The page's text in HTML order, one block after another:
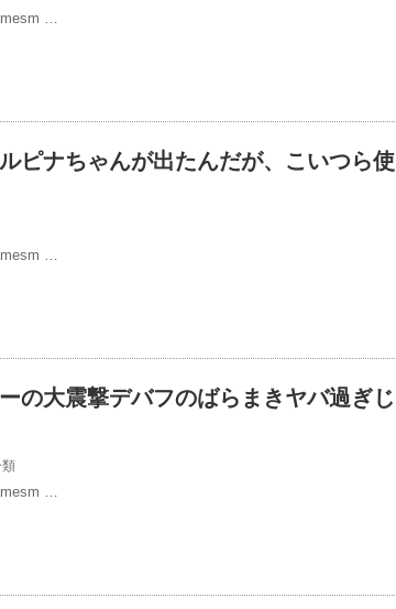
…
ピナちゃんが出たんだが、こいつら使
…
の大震撃デバフのばらまきヤバ過ぎじ
…